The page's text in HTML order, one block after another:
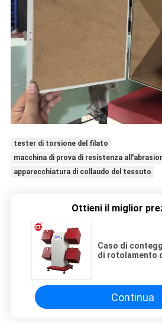
tester di torsione del filato
macchina di prova di resistenza
apparecchiatura di collaudo del tessuto
Ottieni il miglior
Caso di
di rotolamento
Continua